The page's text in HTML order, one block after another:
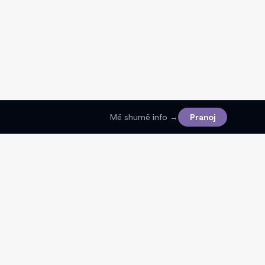
Më shumë info → Pranoj